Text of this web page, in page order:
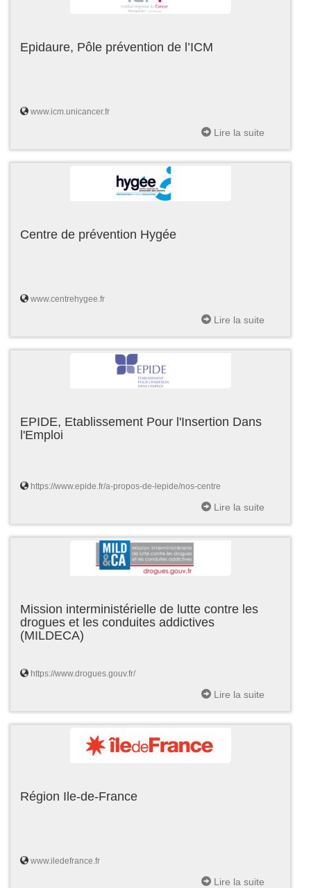
Epidaure, Pôle prévention de l’ICM
www.icm.unicancer.fr
Lire la suite
Centre de prévention Hygée
www.centrehygee.fr
Lire la suite
EPIDE, Etablissement Pour l'Insertion Dans
l'Emploi
https://www.epide.fr/a-propos-de-lepide/nos-centre
Lire la suite
Mission interministérielle de lutte contre les
drogues et les conduites addictives
(MILDECA)
https://www.drogues.gouv.fr/
Lire la suite
Région Ile-de-France
www.iledefrance.fr
Lire la suite